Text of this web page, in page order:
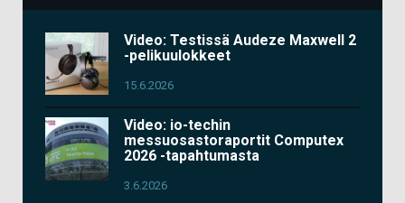
Video: Testissä Audeze Maxwell 2
-pelikuulokkeet
15.6.2026
Video: io-techin
messuosastoraportit Computex
2026 -tapahtumasta
3.6.2026